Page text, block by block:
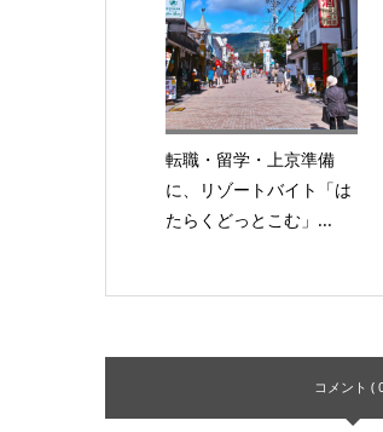
転職・留学・上京準備
に、リゾートバイト「は
たらくどっとこむ」...
コメント (